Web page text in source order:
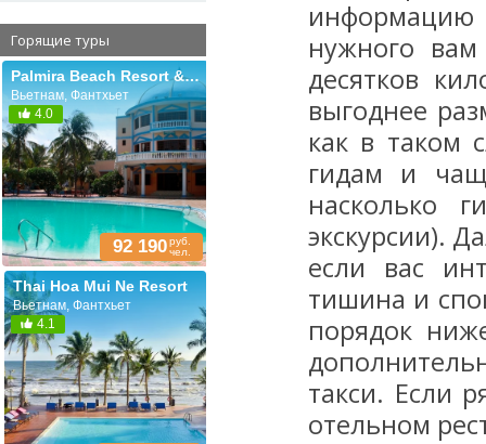
Горящие туры
Palmira Beach Resort & Spa
Вьетнам, Фантхьет
4.0
92 190руб.
чел.
Thai Hoa Mui Ne Resort
Вьетнам, Фантхьет
4.1
информацию
нужного
десятков
выгоднее
как в таком
гидам и
насколько
экскурсии).
если вас
тишина и
порядок
такси. Если
отельном